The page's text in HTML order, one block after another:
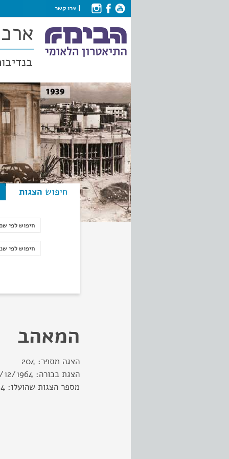
צרו קשר
חיפוש הצגות
חיפוש לפי
חיפוש לפי
חיפוש לפי
המאהב
הצגה מספר: 204
הצגת בכורה: 12/1964
מספר הצגות שהועלו: